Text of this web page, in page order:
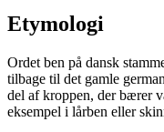
Etymologi
Ordet ben på dansk
tilbage til det gamle
del af kroppen, der bærer
eksempel i lårben eller